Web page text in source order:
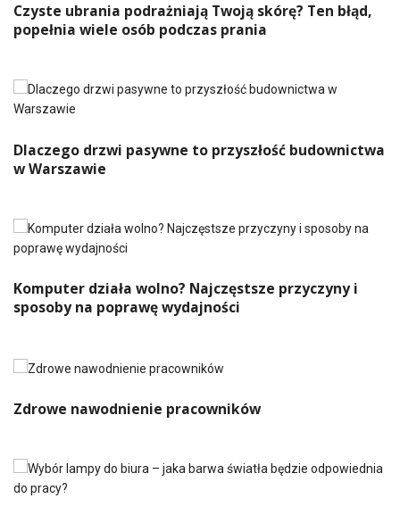
Czyste ubrania podrażniają Twoją skórę? Ten błąd,
popełnia wiele osób podczas prania
Dlaczego drzwi pasywne to przyszłość budownictwa
w Warszawie
Komputer działa wolno? Najczęstsze przyczyny i
sposoby na poprawę wydajności
Zdrowe nawodnienie pracowników